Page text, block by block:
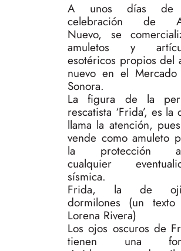
A unos días de
celebración de
Nuevo, se
amuletos y
esotéricos propios del
nuevo en el
Sonora.
La figura de la
rescatista ‘Frida’, es la
llama la atención,
vende como amuleto
la protección
cualquier
sísmica.
Frida, la de
dormilones (un
Lorena Rivera)
Los ojos oscuros de
tienen una